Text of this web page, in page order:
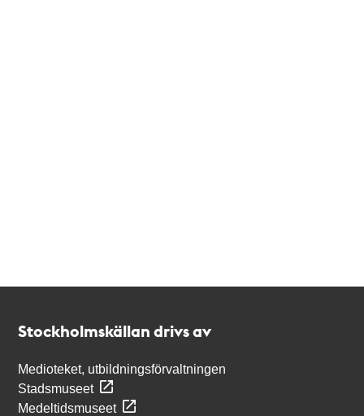
Stockholmskällan drivs av
Medioteket, utbildningsförvaltningen
Stadsmuseet
Medeltidsmuseet